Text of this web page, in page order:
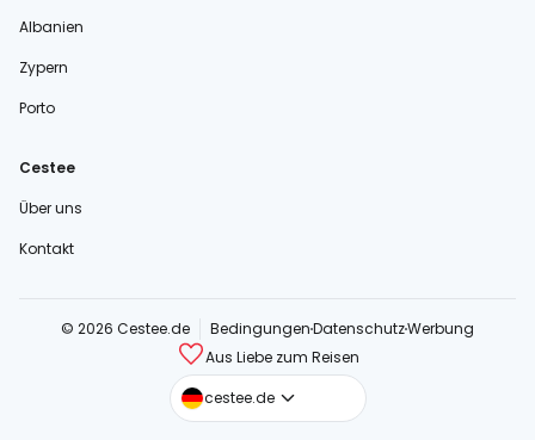
Albanien
Zypern
Porto
Cestee
Über uns
Kontakt
© 2026 Cestee.de BedingungenDatenschutzWerbung
Aus Liebe zum Reisen
cestee.de
cestee.com
cestee.sk